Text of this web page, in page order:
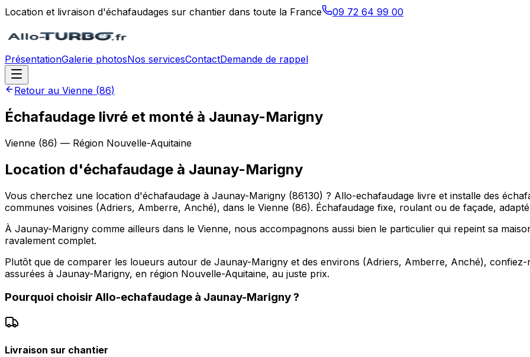
Location et livraison d'échafaudages sur chantier dans toute la France 09 72 64 99 00
PrésentationGalerie photosNos servicesContactDemande de rappel
Retour au Vienne (86)
Échafaudage livré et monté à Jaunay-Marigny
Vienne (86) — Région Nouvelle-Aquitaine
Location d'échafaudage à Jaunay-Marigny
Vous cherchez une location d'échafaudage à Jaunay-Marigny (86130) ? Allo-echafaudage livre et installe des
communes voisines (Adriers, Amberre, Anché), dans le Vienne (86). Échafaudage fixe, roulant ou de façade,
À Jaunay-Marigny comme ailleurs dans le Vienne, nous accompagnons aussi bien le particulier qui repeint sa
ravalement complet.
Plutôt que de comparer les loueurs autour de Jaunay-Marigny et des environs (Adriers, Amberre, Anché),
assurées à Jaunay-Marigny, en région Nouvelle-Aquitaine, au juste prix.
Pourquoi choisir Allo-echafaudage à Jaunay-Marigny?
Livraison sur chantier